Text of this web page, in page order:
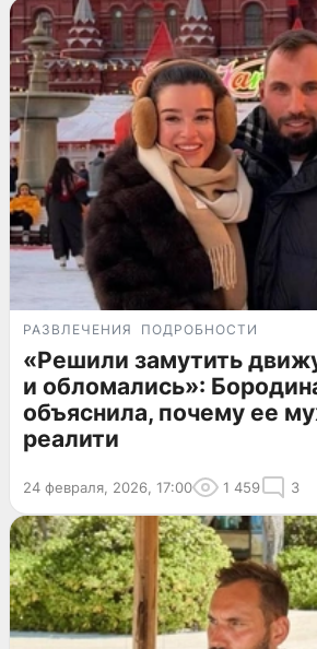
РАЗВЛЕЧЕНИЯ ПОДРОБНОСТИ
«Решили замутить
и обломались»:
объяснила, почему ее
реалити
24 февраля, 2026, 17:00 1 459 3